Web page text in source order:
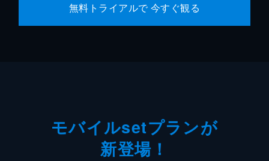
無料トライアルで 今すぐ観る
モバイルsetプランが
新登場！